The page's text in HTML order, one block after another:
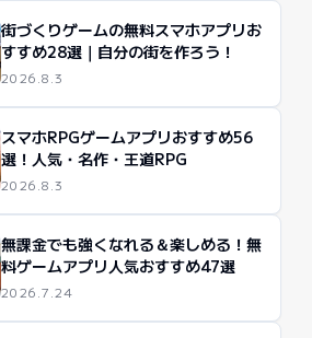
街づくりゲームの無料スマホアプリお
すすめ28選｜自分の街を作ろう！
2026.8.3
スマホRPGゲームアプリおすすめ56
選！人気・名作・王道RPG
2026.8.3
無課金でも強くなれる＆楽しめる！無
料ゲームアプリ人気おすすめ47選
2026.7.24